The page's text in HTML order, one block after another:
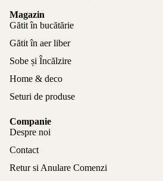
Magazin
Gătit în bucătărie
Gătit în aer liber
Sobe și Încălzire
Home & deco
Seturi de produse
Companie
Despre noi
Contact
Retur si Anulare Comenzi